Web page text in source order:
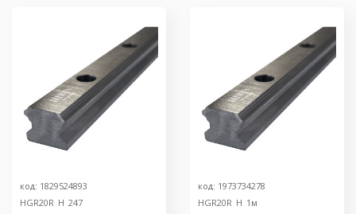
код: 1829524893
HGR20R_H_247
код: 1973734278
HGR20R_H_1м